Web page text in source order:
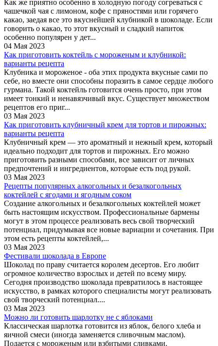
Как же приятно особенно в холодную погоду согреваться с
чашечкой чая с лимоном, кофе с пряностями или горячего
какао, заедая все это вкуснейшей клубникой в шоколаде. Если
говорить о какао, то этот вкусный и сладкий напиток
особенно популярен у дет...
04 Мая 2023
Как приготовить коктейль с мороженым и клубникой:
варианты рецепта
Клубника и мороженое - оба этих продукта вкусные сами по
себе, но вместе они способны поразить в самое сердце любого
гурмана. Такой коктейль готовится очень просто, при этом
имеет тонкий и ненавязчивый вкус. Существует множеством
рецептов его приг...
03 Мая 2023
Как приготовить клубничный крем для тортов и пирожных:
варианты рецепта
Клубничный крем — это ароматный и нежный крем, который
идеально подходит для тортов и пирожных. Его можно
приготовить разными способами, все зависит от личных
предпочтений и ингредиентов, которые есть под рукой.
03 Мая 2023
Рецепты популярных алкогольных и безалкогольных
коктейлей с ягодами и ягодным соком
Создание алкогольных и безалкогольных коктейлей может
быть настоящим искусством. Профессиональные бармены
могут в этом процессе реализовать весь свой творческий
потенциал, придумывая все новые вариации и сочетания. При
этом есть рецепты коктейлей,...
03 Мая 2023
Фестивали шоколада в Европе
Шоколад по праву считается королем десертов. Его любит
огромное количество взрослых и детей по всему миру.
Сегодня производство шоколада превратилось в настоящее
искусство, в рамках которого специалисты могут реализовать
свой творческий потенциал....
03 Мая 2023
Можно ли готовить шарлотку не с яблоками
Классическая шарлотка готовится из яблок, белого хлеба и
яичной смеси (иногда заменяется сливочным маслом).
Подается с мороженым или взбитыми сливками.